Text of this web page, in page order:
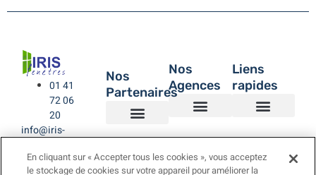
01 41
72 06
20
info@iris-
Nos
Partenaires
Nos
Agences
Liens
rapides
En cliquant sur « Accepter tous les cookies », vous acceptez
le stockage de cookies sur votre appareil pour améliorer la